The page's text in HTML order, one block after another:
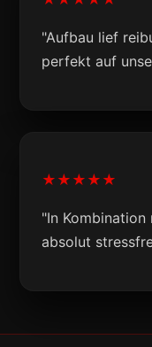
"Aufbau lief
perfekt auf
★★★★★
"In
absolut